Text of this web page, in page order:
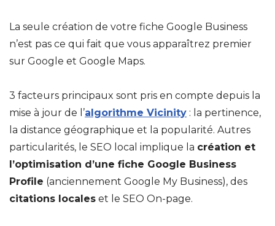
La seule création de votre fiche Google Business
n’est pas ce qui fait que vous apparaîtrez premier
sur Google et Google Maps.
3 facteurs principaux sont pris en compte depuis la
mise à jour de l’algorithme Vicinity : la pertinence,
la distance géographique et la popularité. Autres
particularités, le SEO local implique la création et
l’optimisation d’une fiche Google Business
Profile (anciennement Google My Business), des
citations locales et le SEO On-page.